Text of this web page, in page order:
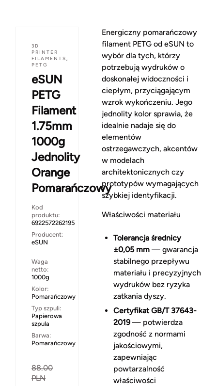
3D
PRINTER
FILAMENTS,
PETG
eSUN
PETG
Filament
1.75mm
1000g
Jednolity
Orange
Pomarańczowy
Kod
produktu:
6922572262195
Producent:
eSUN
Waga
netto:
1000g
Kolor:
Pomarańczowy
Typ szpuli:
Papierowa
szpula
Barwa:
Pomarańczowy
88.00
PLN
Energiczny pomarańczowy
filament PETG od eSUN to
wybór dla tych, którzy
potrzebują wydruków o
doskonałej widoczności i
ciepłym, przyciągającym
wzrok wykończeniu. Jego
jednolity kolor sprawia, że
idealnie nadaje się do
elementów
ostrzegawczych, akcentów
w modelach
architektonicznych czy
prototypów wymagających
szybkiej identyfikacji.
Właściwości materiału
Tolerancja średnicy
±0,05 mm— gwarancja
stabilnego przepływu
materiału i precyzyjnych
wydruków bez ryzyka
zatkania dyszy.
Certyfikat GB/T 37643-
2019— potwierdza
zgodność z normami
jakościowymi,
zapewniając
powtarzalność
właściwości